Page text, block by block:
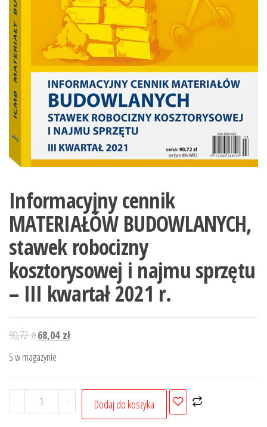
Informacyjny cennik
MATERIAŁÓW BUDOWLANYCH,
stawek robocizny
kosztorysowej i najmu sprzętu
– III kwartał 2021 r.
90,72złPierwotna
cena
wynosiła:
68,04 złAktualna
5 w magazynie
-
ilość
Informacyjny
+ Dodaj do koszyka